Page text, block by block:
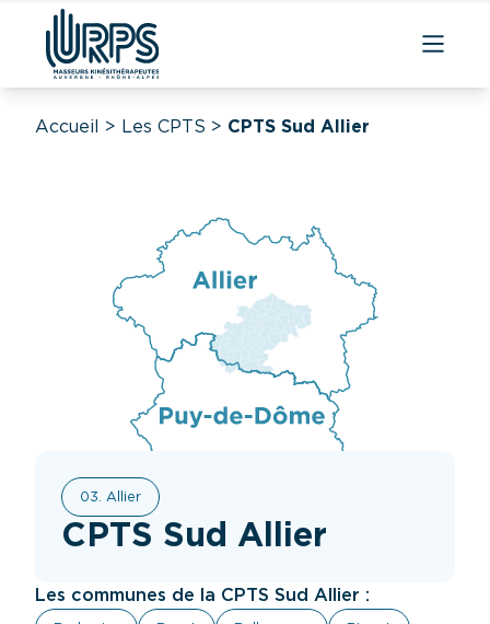
Accueil > Les CPTS > CPTS Sud Allier
03. Allier
CPTS Sud Allier
Les communes de la CPTS Sud Allier :